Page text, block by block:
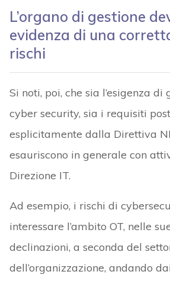
L’organo di gestione
evidenza di una
rischi
Si noti, poi, che sia l’esigenza
cyber security, sia i requisiti
esplicitamente dalla Direttiva
esauriscono in generale con
Direzione IT.
Ad esempio, i rischi di
interessare l’ambito OT, nelle
declinazioni, a seconda del
dell’organizzazione, andando